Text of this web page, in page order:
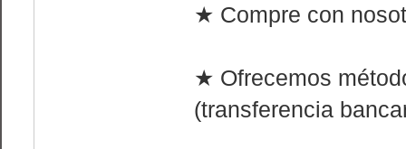
★ Compre con
★ Ofrecemos
(transferencia